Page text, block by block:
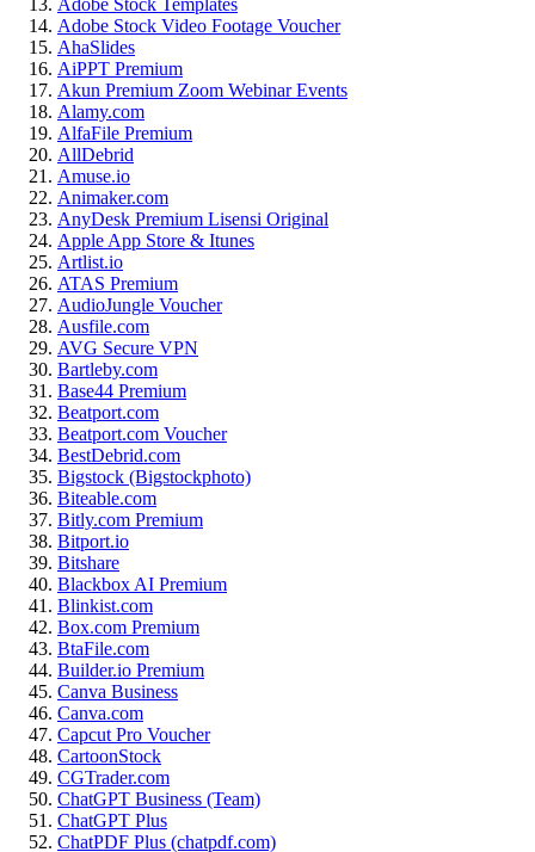
Adobe Stock Video Footage Voucher
AhaSlides
AiPPT Premium
Akun Premium Zoom Webinar Events
Alamy.com
AlfaFile Premium
AllDebrid
Amuse.io
Animaker.com
AnyDesk Premium Lisensi Original
Apple App Store & Itunes
Artlist.io
ATAS Premium
AudioJungle Voucher
Ausfile.com
AVG Secure VPN
Bartleby.com
Base44 Premium
Beatport.com
Beatport.com Voucher
BestDebrid.com
Bigstock (Bigstockphoto)
Biteable.com
Bitly.com Premium
Bitport.io
Bitshare
Blackbox AI Premium
Blinkist.com
Box.com Premium
BtaFile.com
Builder.io Premium
Canva Business
Canva.com
Capcut Pro Voucher
CartoonStock
CGTrader.com
ChatGPT Business (Team)
ChatGPT Plus
ChatPDF Plus (chatpdf.com)